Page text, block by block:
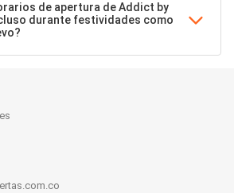
de apertura de Addict by
durante festividades como